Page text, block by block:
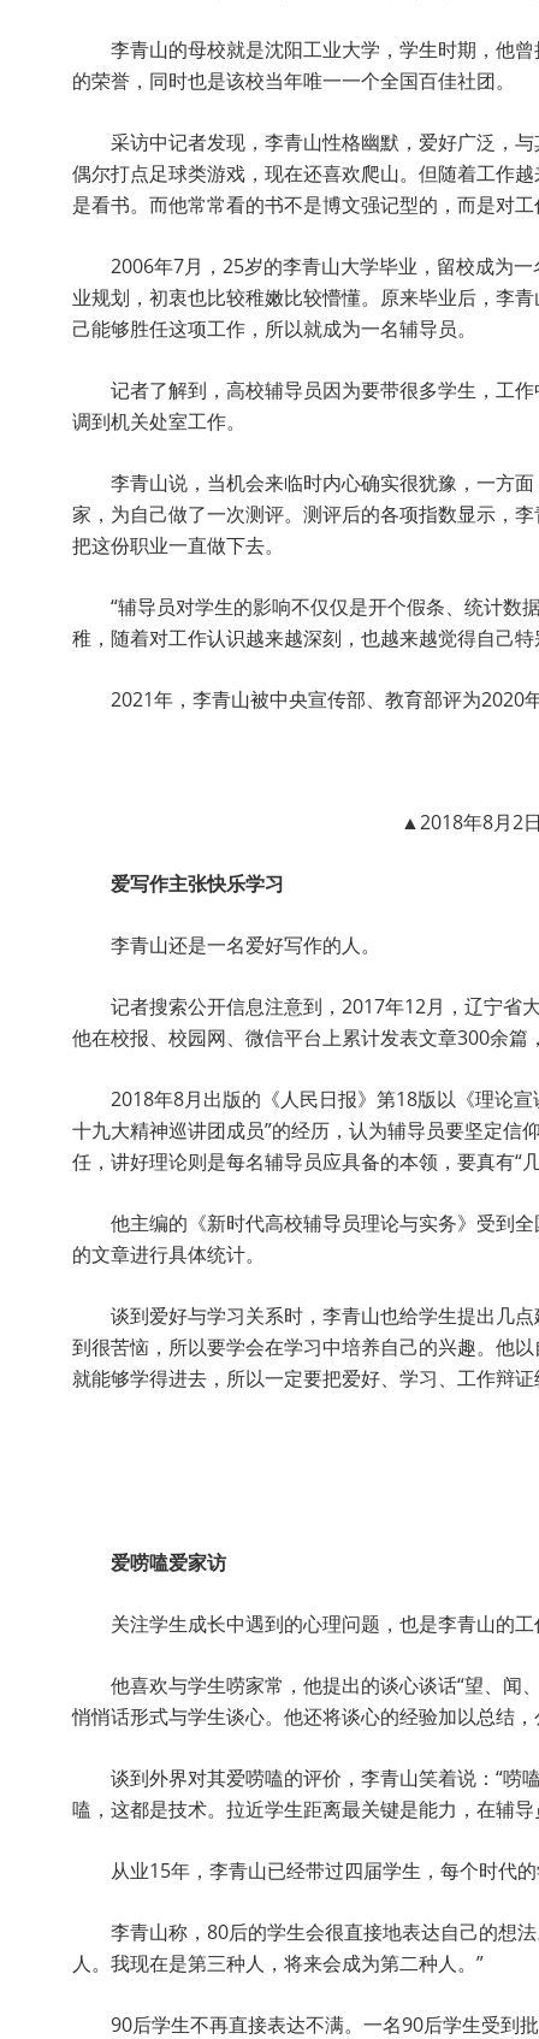
李青山的母校就是沈阳工业大学，学生时期，他
的荣誉，同时也是该校当年唯一一个全国百佳社团。
采访中记者发现，李青山性格幽默，爱好广泛，
偶尔打点足球类游戏，现在还喜欢爬山。但随着工作
是看书。而他常常看的书不是博文强记型的，而是对
2006年7月，25岁的李青山大学毕业，留校成为
业规划，初衷也比较稚嫩比较懵懂。原来毕业后，李
己能够胜任这项工作，所以就成为一名辅导员。
记者了解到，高校辅导员因为要带很多学生，工
调到机关处室工作。
李青山说，当机会来临时内心确实很犹豫，一方
家，为自己做了一次测评。测评后的各项指数显示，
把这份职业一直做下去。
“辅导员对学生的影响不仅仅是开个假条、统计数
稚，随着对工作认识越来越深刻，也越来越觉得自己
2021年，李青山被中央宣传部、教育部评为2020
▲2018年8月2
爱写作主张快乐学习
李青山还是一名爱好写作的人。
记者搜索公开信息注意到，2017年12月，辽宁省
他在校报、校园网、微信平台上累计发表文章300余篇
2018年8月出版的《人民日报》第18版以《理论
十九大精神巡讲团成员”的经历，认为辅导员要坚定
任，讲好理论则是每名辅导员应具备的本领，要真有“
他主编的《新时代高校辅导员理论与实务》受到
的文章进行具体统计。
谈到爱好与学习关系时，李青山也给学生提出几
到很苦恼，所以要学会在学习中培养自己的兴趣。他
就能够学得进去，所以一定要把爱好、学习、工作辩
爱唠嗑爱家访
关注学生成长中遇到的心理问题，也是李青山的
他喜欢与学生唠家常，他提出的谈心谈话“望、闻
悄悄话形式与学生谈心。他还将谈心的经验加以总结
谈到外界对其爱唠嗑的评价，李青山笑着说：“唠
嗑，这都是技术。拉近学生距离最关键是能力，在辅
从业15年，李青山已经带过四届学生，每个时代
李青山称，80后的学生会很直接地表达自己的想
人。我现在是第三种人，将来会成为第二种人。”
90后学生不再直接表达不满。一名90后学生受到